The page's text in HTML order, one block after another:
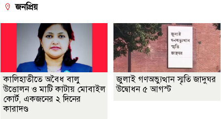
জনপ্রিয়
কালিহাতীতে অবৈধ বালু
উত্তোলন ও মাটি কাটায় মোবাইল
কোর্ট, একজনের ২ দিনের
কারাদণ্ড
জুলাই গণঅভ্যুত্থান স্মৃতি জাদুঘর
উদ্বোধন ৫ আগস্ট